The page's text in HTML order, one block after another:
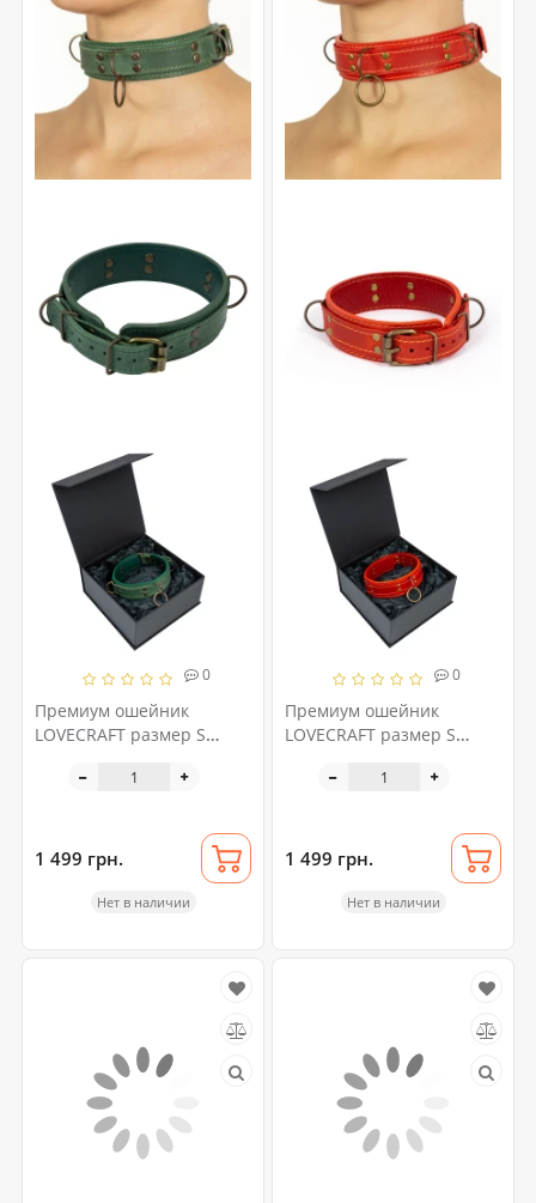
0
Премиум ошейник
LOVECRAFT размер S
кожа, в подарочной
1 499 грн.
Нет в наличии
0
Премиум ошейник
LOVECRAFT размер S
кожа, в подарочной
1 499 грн.
Нет в наличии